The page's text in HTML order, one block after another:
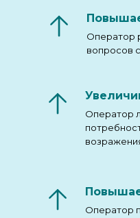
Оператор
вопросов
Оператор
Оператор